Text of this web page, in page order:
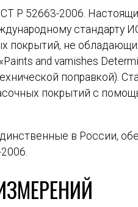
Р 52663-2006.
стандарту
покрытий, не
and varnishes
поправкой).
покрытий с
в России,